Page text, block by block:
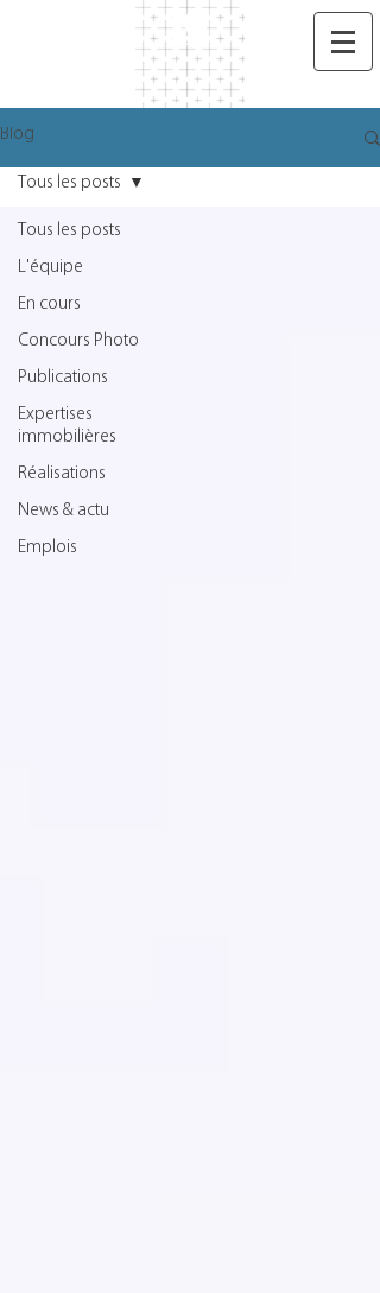
Blog
Tous les posts
L'équipe
En cours
Concours Photo
Publications
Expertises
immobilières
Réalisations
News & actu
Emplois
Tous les posts